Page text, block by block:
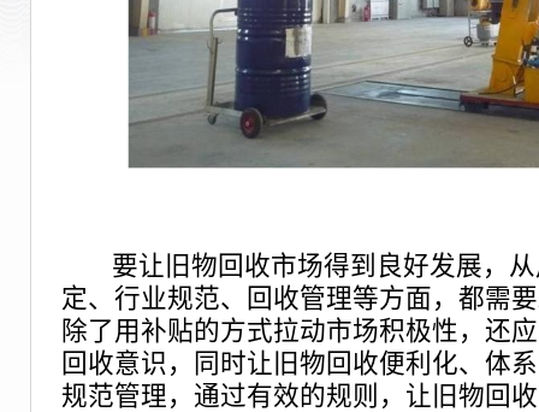
要让旧物回收市场得到良好发展，
定、行业规范、回收管理等方面，都需
除了用补贴的方式拉动市场积极性，还
回收意识，同时让旧物回收便利化、体
规范管理，通过有效的规则，让旧物回